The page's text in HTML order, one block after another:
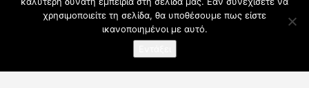
χρησιμοποιείτε τη σελίδα, θα υποθέσουμε πως είστε
ικανοποιημένοι με αυτό.